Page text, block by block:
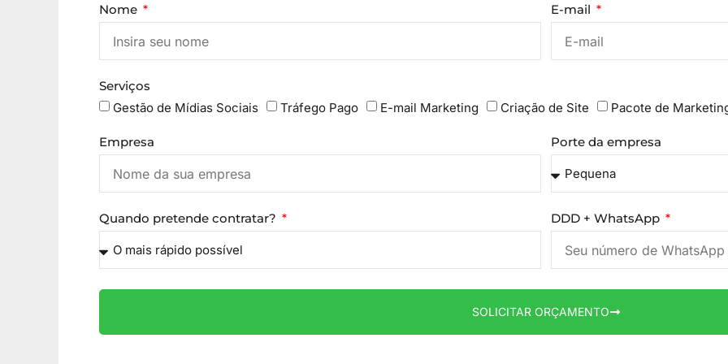
Nome E-mail
Serviços
Gestão de Mídias Sociais
Tráfego Pago E-mail Marketing Criação de Site Pacote de
Empresa Porte da empresa
Quando pretende contratar? DDD + WhatsApp
SOLICITAR ORÇAMENTO